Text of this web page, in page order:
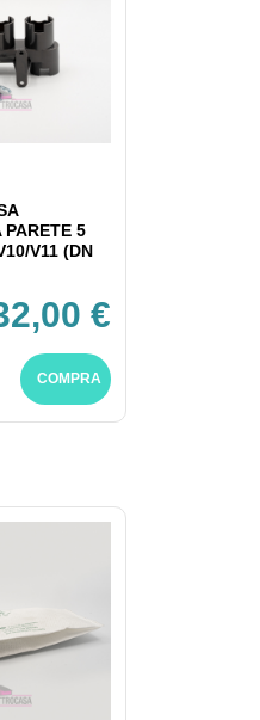
PARETE 5
V11 (DN
€
COMPRA